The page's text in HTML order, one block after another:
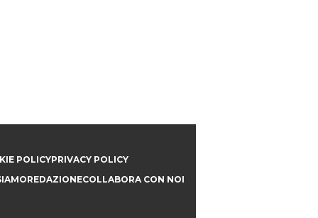
POLICYPRIVACY POLICY
REDAZIONECOLLABORA CON NOI